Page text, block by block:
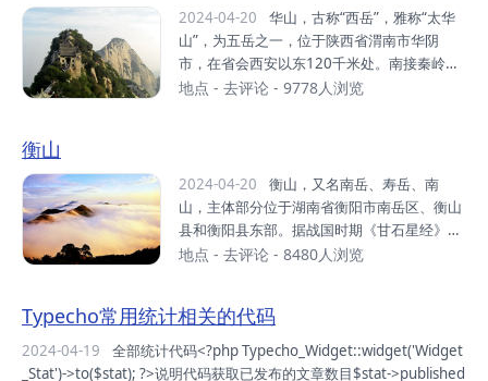
南部、河北省张家口市南部，桑干河、滹沱河
之间一系列山峰的总称，大致西南－东北走向
延伸，东西长近300公里左右，南北宽80公里
左右，最高峰为山阴县、应县边界处的馒头
山，海拔2426米。恒山横亘于山西北部高原
2024-04-20
山”，为五岳之一，位于陕西省渭南市华阴
市，在省会西安以东120千米处。南接秦岭山
脉，北瞰黄渭，自古以来就有“奇险天下第一
崇奉的神祇，即西岳华山君神。共有72个半悬
空洞，道观20余座，其中玉泉院、都龙庙、东
道院、镇岳宫被列为全国重点道教宫观，有陈
抟、郝大通、贺元希等的道教高人。1982
年，华山被国务院颁布为首批国家级风景名胜
1年，华山被国家旅游局评为国家AAAAA级旅
地点 - 去评论 - 9778人浏览
衡山
2024-04-20
山，主体部分位于湖南省衡阳市南岳区、衡山
县和衡阳县东部。据战国时期《甘石星经》记
载，因其位于星座二十八宿的轸星之翼，“变
紫盖峰、岳麓山等，最高峰祝融峰海拔1300.
2米。衡山主体部分介于北纬27°4′—27°20′，
东经112°34′—112°44′之间，呈东北—西南
地点 - 去评论 - 8480人浏览
Typecho常用统计相关的代码
2024-04-19
_Stat')->to($stat); ?>说明代码获取已发布的文章数目$stat->published